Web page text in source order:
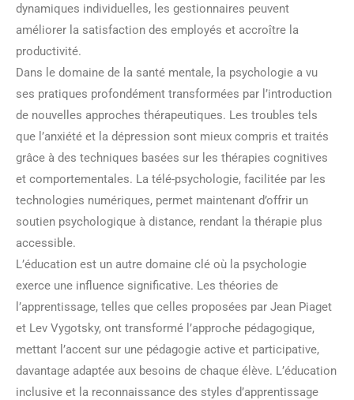
dynamiques individuelles, les gestionnaires peuvent
améliorer la satisfaction des employés et accroître la
productivité.
Dans le domaine de la santé mentale, la psychologie a vu
ses pratiques profondément transformées par l’introduction
de nouvelles approches thérapeutiques. Les troubles tels
que l’anxiété et la dépression sont mieux compris et traités
grâce à des techniques basées sur les thérapies cognitives
et comportementales. La télé-psychologie, facilitée par les
technologies numériques, permet maintenant d’offrir un
soutien psychologique à distance, rendant la thérapie plus
accessible.
L’éducation est un autre domaine clé où la psychologie
exerce une influence significative. Les théories de
l’apprentissage, telles que celles proposées par Jean Piaget
et Lev Vygotsky, ont transformé l’approche pédagogique,
mettant l’accent sur une pédagogie active et participative,
davantage adaptée aux besoins de chaque élève. L’éducation
inclusive et la reconnaissance des styles d’apprentissage